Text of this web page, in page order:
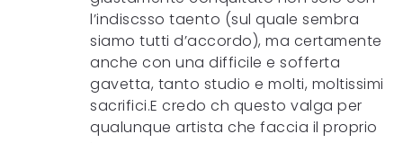
l’indiscsso taento (sul quale sembra
siamo tutti d’accordo), ma certamente
anche con una difficile e sofferta
gavetta, tanto studio e molti, moltissimi
sacrifici.E credo ch questo valga per
qualunque artista che faccia il proprio